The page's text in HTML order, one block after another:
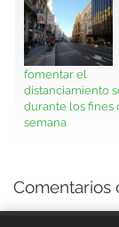
fomentar el
distanciamiento
durante los fines
semana
Comentarios